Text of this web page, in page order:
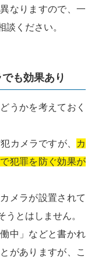
なりますので、一
談ください。
も効果あり
うかを考えておく
カメラですが、
カ
犯罪を防ぐ効果が
メラが設置されて
うとはしません。
中」などと書かれ
がありますが、こ